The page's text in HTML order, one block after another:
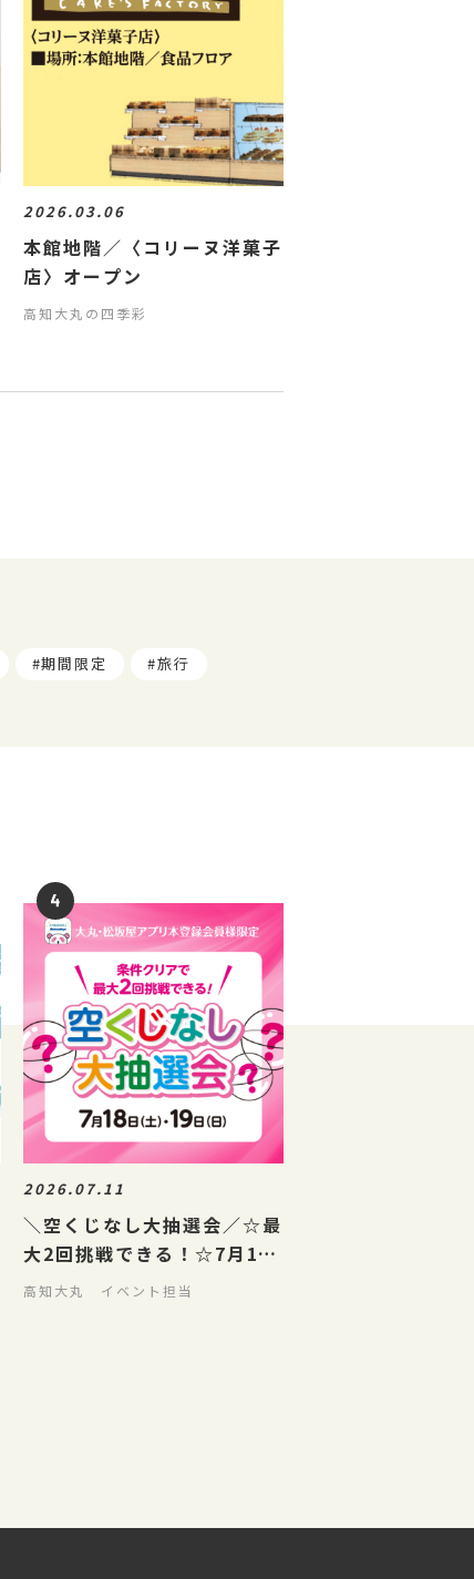
2026.03.06
本館地階／〈コリーヌ洋菓子
店〉オープン
高知大丸の四季彩
期間限定 旅行
2026.07.11
＼空くじなし大抽選会／☆最
大2回挑戦できる！☆7月18
日(土)・19日(日)
高知大丸 イベント担当